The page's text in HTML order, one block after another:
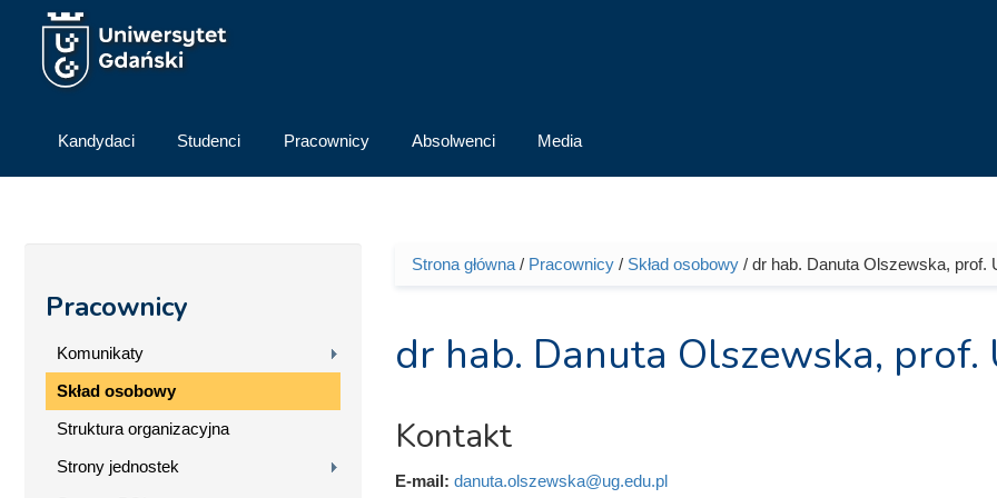
Przejdź do treści
Kandydaci Studenci Pracownicy Absolwenci Media
Pracownicy
Komunikaty
Skład osobowy
Struktura organizacyjna
Strony jednostek
Jesteś tutaj
Strona główna/ Pracownicy/ Skład osobowy/ dr hab. Danuta Olszewska, prof.
dr hab. Danuta Olszewska, prof.
Kontakt
E-mail: danuta.olszewska@ug.edu.pl